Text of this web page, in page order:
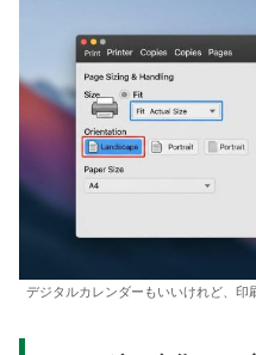
デジタルカレンダーもいいけれど、印